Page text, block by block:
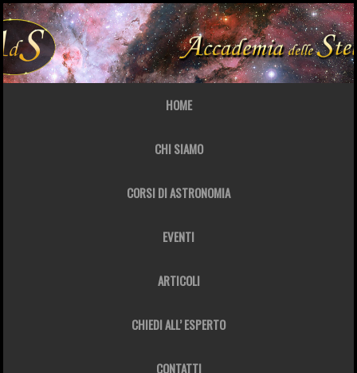
HOME
CHI SIAMO
CORSI DI ASTRONOMIA
EVENTI
ARTICOLI
CHIEDI ALL’ ESPERTO
CONTATTI